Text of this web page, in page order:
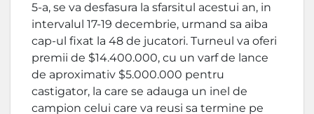
5-a, se va desfasura la sfarsitul acestui an, in
intervalul 17-19 decembrie, urmand sa aiba
cap-ul fixat la 48 de jucatori. Turneul va oferi
premii de $14.400.000, cu un varf de lance
de aproximativ $5.000.000 pentru
castigator, la care se adauga un inel de
campion celui care va reusi sa termine pe